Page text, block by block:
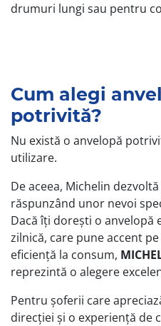
drumuri lungi sau pentru
Cum alegi
potrivită?
Nu există o anvelopă
utilizare.
De aceea, Michelin
răspunzând unor nevoi
Dacă îți dorești o
zilnică, care pune accent
eficiență la consum,
reprezintă o alegere
Pentru șoferii care
direcției și o experiență de